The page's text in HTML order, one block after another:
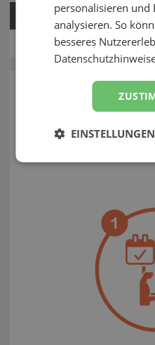
Für Dienstleister
personalisieren und
analysieren. So
besseres
EINSTELLUNGEN